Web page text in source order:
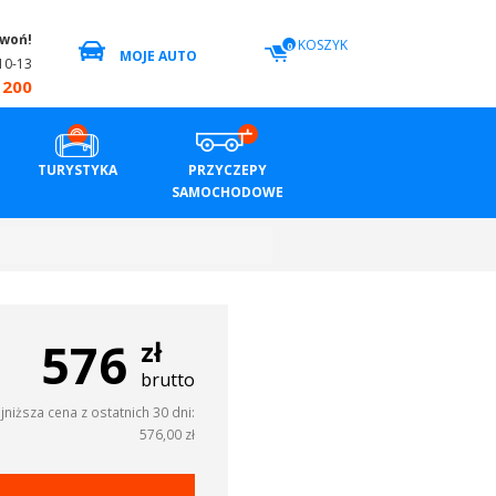
13
MOJE AUTO
0 KOSZYK
TURYSTYKA
PRZYCZEPY
SAMOCHODOWE
576 zł
brutto
cena z ostatnich 30 dni:
576,00 zł